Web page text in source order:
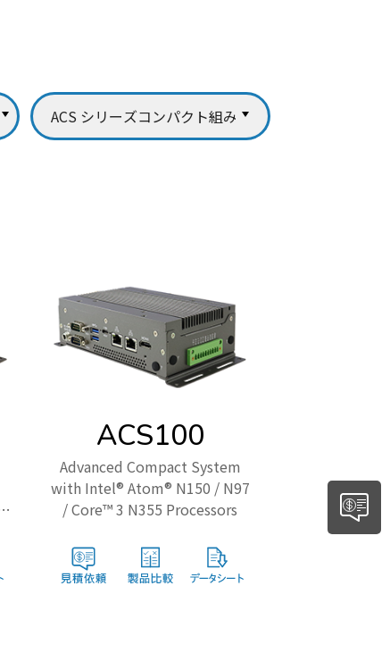
ACS100
Advanced Compact System
with Intel® Atom® N150 / N97
/ Core™ 3 N355 Processors